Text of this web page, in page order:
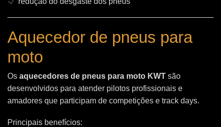
Aquecedor de pneus para
moto
Os aquecedores de pneus para moto KWT são
desenvolvidos para atender pilotos profissionais e
amadores que participam de competições e track days.
Principais benefícios: